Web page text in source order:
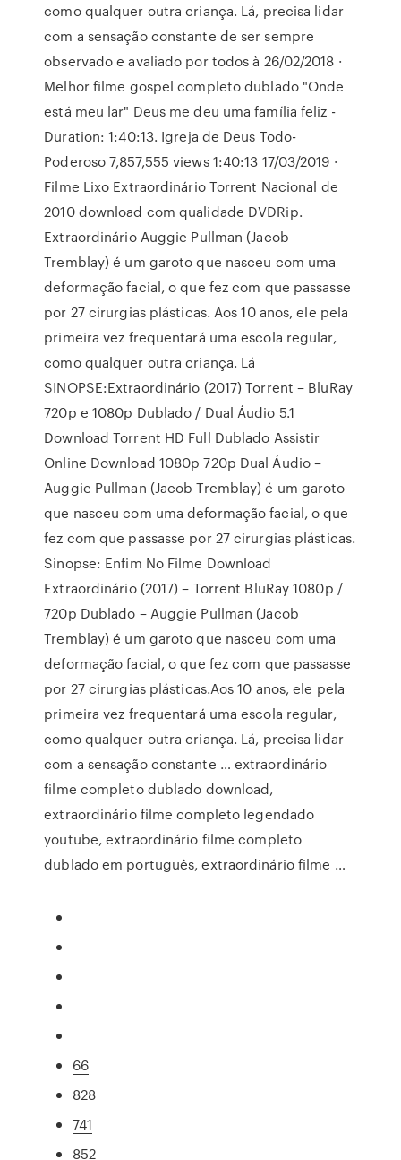
como qualquer outra criança. Lá, precisa lidar
com a sensação constante de ser sempre
observado e avaliado por todos à 26/02/2018 ·
Melhor filme gospel completo dublado "Onde
está meu lar" Deus me deu uma família feliz -
Duration: 1:40:13. Igreja de Deus Todo-
Poderoso 7,857,555 views 1:40:13 17/03/2019 ·
Filme Lixo Extraordinário Torrent Nacional de
2010 download com qualidade DVDRip.
Extraordinário Auggie Pullman (Jacob
Tremblay) é um garoto que nasceu com uma
deformação facial, o que fez com que passasse
por 27 cirurgias plásticas. Aos 10 anos, ele pela
primeira vez frequentará uma escola regular,
como qualquer outra criança. Lá
SINOPSE:Extraordinário (2017) Torrent – BluRay
720p e 1080p Dublado / Dual Áudio 5.1
Download Torrent HD Full Dublado Assistir
Online Download 1080p 720p Dual Áudio –
Auggie Pullman (Jacob Tremblay) é um garoto
que nasceu com uma deformação facial, o que
fez com que passasse por 27 cirurgias plásticas.
Sinopse: Enfim No Filme Download
Extraordinário (2017) – Torrent BluRay 1080p /
720p Dublado – Auggie Pullman (Jacob
Tremblay) é um garoto que nasceu com uma
deformação facial, o que fez com que passasse
por 27 cirurgias plásticas.Aos 10 anos, ele pela
primeira vez frequentará uma escola regular,
como qualquer outra criança. Lá, precisa lidar
com a sensação constante … extraordinário
filme completo dublado download,
extraordinário filme completo legendado
youtube, extraordinário filme completo
dublado em português, extraordinário filme …
66
828
741
852